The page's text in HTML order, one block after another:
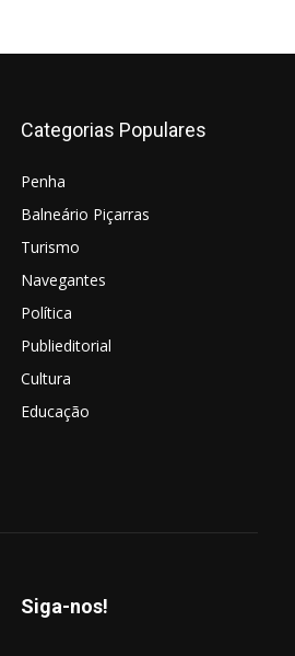
Categorias Populares
Penha
Balneário Piçarras
Turismo
Navegantes
Política
Publieditorial
Cultura
Educação
Siga-nos!